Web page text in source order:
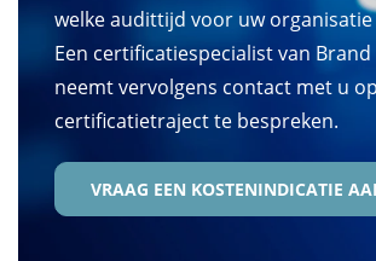
welke audittijd voor uw
Een certificatiespecialist van
neemt vervolgens contact met u
certificatietraject te bespreken.
VRAAG EEN KOSTENINDICATIE